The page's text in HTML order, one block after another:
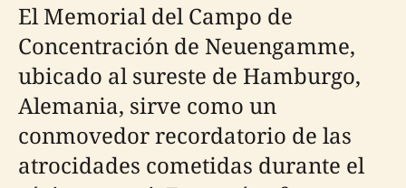
El Memorial del Campo de
Concentración de Neuengamme,
ubicado al sureste de Hamburgo,
Alemania, sirve como un
conmovedor recordatorio de las
atrocidades cometidas durante el